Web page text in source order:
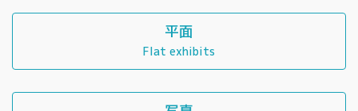
平面
Flat exhibits